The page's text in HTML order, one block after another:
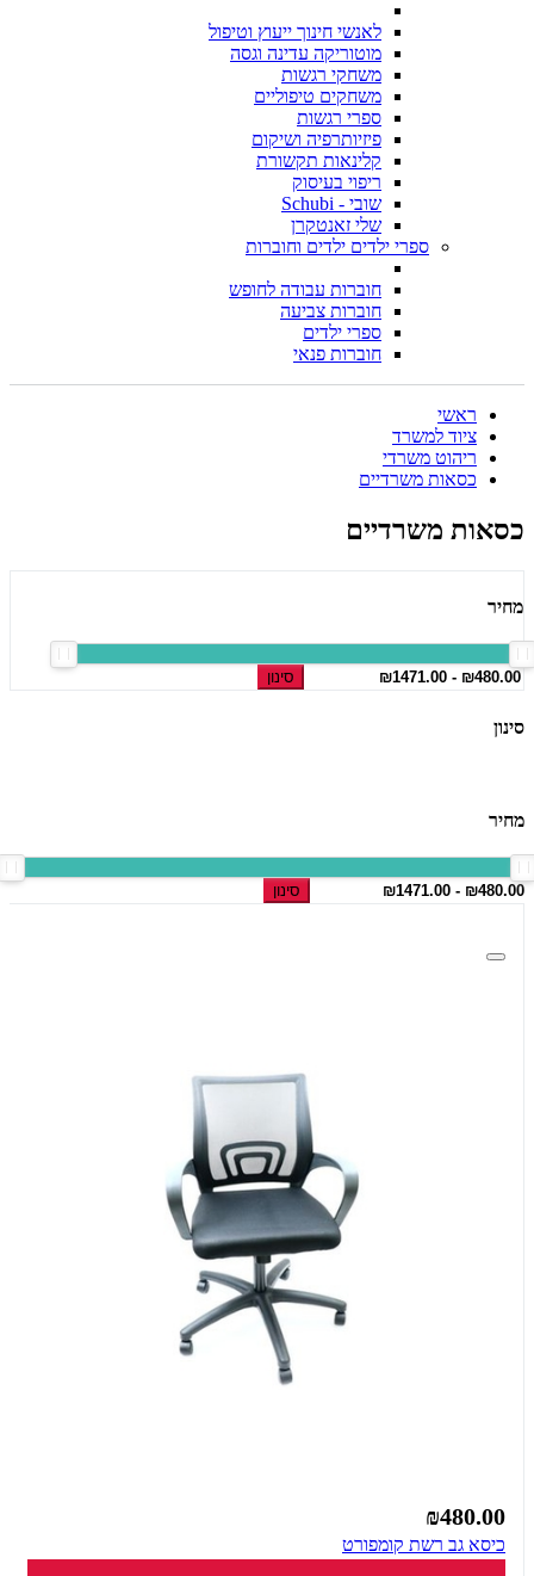
לאנשי חינוך ייעוץ וטיפול
מוטוריקה עדינה וגסה
משחקי רגשות
משחקים טיפוליים
ספרי רגשות
פיזיותרפיה ושיקום
קלינאות תקשורת
ריפוי בעיסוק
שובי - Schubi
שלי זאנטקרן
ספרי ילדים ילדים וחוברות
חוברות עבודה לחופש
חוברות צביעה
ספרי ילדים
חוברות פנאי
ראשי
ציוד למשרד
ריהוט משרדי
כסאות משרדיים
כסאות משרדיים
מחיר
סינון
סינון
מחיר
סינון
₪480.00
כיסא גב רשת קומפורט